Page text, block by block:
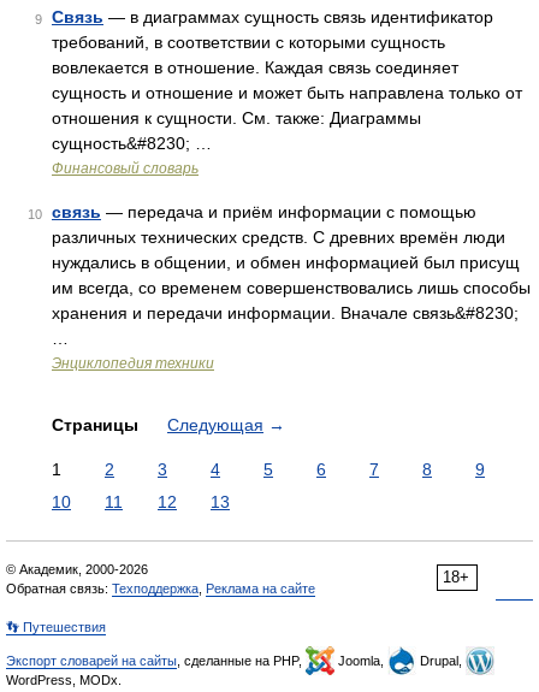
9 Связь — в диаграммах сущность связь идентификатор
требований, в соответствии с которыми сущность
вовлекается в отношение. Каждая связь соединяет
сущность и отношение и может быть направлена только от
отношения к сущности. См. также: Диаграммы
сущность&#8230; …
Финансовый словарь
10 связь — передача и приём информации с помощью
различных технических средств. С древних времён люди
нуждались в общении, и обмен информацией был присущ
им всегда, со временем совершенствовались лишь способы
хранения и передачи информации. Вначале связь&#8230;
Энциклопедия техники
Страницы Следующая →
1 2 3 4 5 6 7 8
9
10
11 12 13
18+
© Академик, 2000-2026
Обратная связь: Техподдержка Реклама на сайте
👣 Путешествия
Экспорт словарей на сайты , сделанные на PHP, Joomla,
Drupal,
WordPress, MODx.